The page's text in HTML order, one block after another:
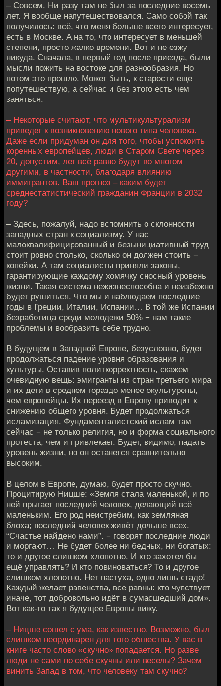
– Совсем. Ни разу там не был за последние восемь
лет. Я вообще напутешествовался. Само собой так
получилось: всё, что меня больше всего интересует,
есть в Москве. А на то, что интересует в меньшей
степени, просто жалко времени. Вот и не езжу
никуда. Сначала, в первый год после приезда, были
мысли пожить на востоке для разнообразия. Но
потом это прошло. Может быть, к старости еще
попутешествую, а сейчас и без этого есть чем
заняться.
– Некоторые считают, что мультикультурализм
приведет к возникновению нового типа человека.
Даже если придуман он для того, чтобы успокоить
коренных европейцев, люди в Старом Свете через
20, допустим, лет всё равно будут во многом
другими, в частности, благодаря влиянию
иммигрантов. Ваш прогноз – каким будет
среднестатистический гражданин Франции в 2032
году?
– Здесь, пожалуй, надо вспомнить о склонности
западных стран к социализму. У нас
малоквалифицированный и безынициативный труд
стоит ровно столько, сколько он должен стоить −
копейки. А там социалисты приняли законы,
гарантирующие каждому хомячку сносный уровень
жизни. Такая система нежизнеспособна и неизбежно
будет рушиться. Что мы и наблюдаем последние
годы в Греции, Италии, Испании… В той же Испании
безработица среди молодежи 50% − нам такие
проблемы и вообразить себе трудно.
В будущем в Западной Европе, безусловно, будет
продолжаться падение уровня образования и
культуры. Оставив политкорректность, скажем
очевидную вещь: эмигранты из стран третьего мира
и их дети в среднем гораздо менее окультурены,
чем европейцы. Их переезд в Европу приводит к
снижению общего уровня. Будет продолжаться
исламизация. Фундаменталистский ислам там
сейчас − не только религия, но и форма социального
протеста, чем и привлекает. Будет, видимо, падать
уровень жизни, но он останется сравнительно
высоким.
В целом в Европе, думаю, будет просто скучно.
Процитирую Ницше: «Земля стала маленькой, и по
ней прыгает последний человек, делающий всё
маленьким. Его род неистребим, как земляная
блоха; последний человек живёт дольше всех.
“Счастье найдено нами”, − говорят последние люди
и моргают… Не будет более ни бедных, ни богатых:
то и другое слишком хлопотно. И кто захотел бы
ещё управлять? И кто повиноваться? То и другое
слишком хлопотно. Нет пастуха, одно лишь стадо!
Каждый желает равенства, все равны: кто чувствует
иначе, тот добровольно идёт в сумасшедший дом».
Вот как-то так я будущее Европы вижу.
– Ницше сошел с ума, как известно. Возможно, был
слишком неординарен для того общества. У вас в
книге часто слово «скучно» попадается. Но разве
люди не сами по себе скучны или веселы? Зачем
винить Запад в том, что человеку там скучно?